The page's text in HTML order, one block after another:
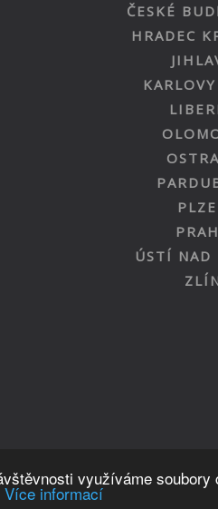
využíváme
Více informací
ČESKÉ
HRADEC
ÚSTÍ NAD